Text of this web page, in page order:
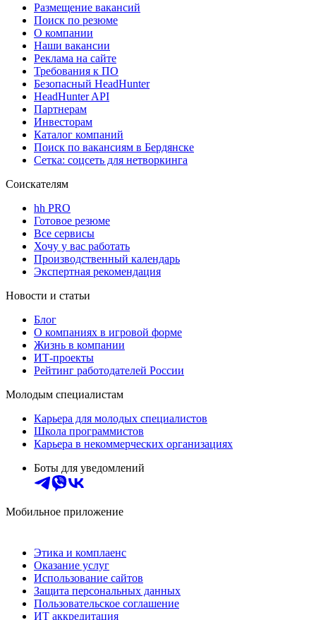
Размещение вакансий
Поиск по резюме
О компании
Наши вакансии
Реклама на сайте
Требования к ПО
Безопасный HeadHunter
HeadHunter API
Партнерам
Инвесторам
Каталог компаний
Поиск по вакансиям в Бердянске
Сетка: соцсеть для нетворкинга
Соискателям
hh PRO
Готовое резюме
Все сервисы
Хочу у вас работать
Производственный календарь
Экспертная рекомендация
Новости и статьи
Блог
О компаниях в игровой форме
Жизнь в компании
ИТ-проекты
Рейтинг работодателей России
Молодым специалистам
Карьера для молодых специалистов
Школа программистов
Карьера в некоммерческих организациях
Боты для уведомлений
Мобильное приложение
Этика и комплаенс
Оказание услуг
Использование сайтов
Защита персональных данных
Пользовательское соглашение
ИТ аккредитация